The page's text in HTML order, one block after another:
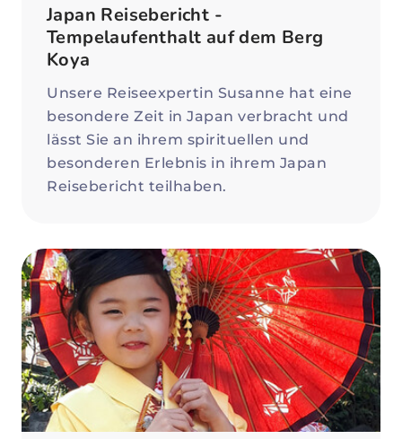
Japan Reisebericht -
Tempelaufenthalt auf dem Berg
Koya
Unsere Reiseexpertin Susanne hat eine
besondere Zeit in Japan verbracht und
lässt Sie an ihrem spirituellen und
besonderen Erlebnis in ihrem Japan
Reisebericht teilhaben.